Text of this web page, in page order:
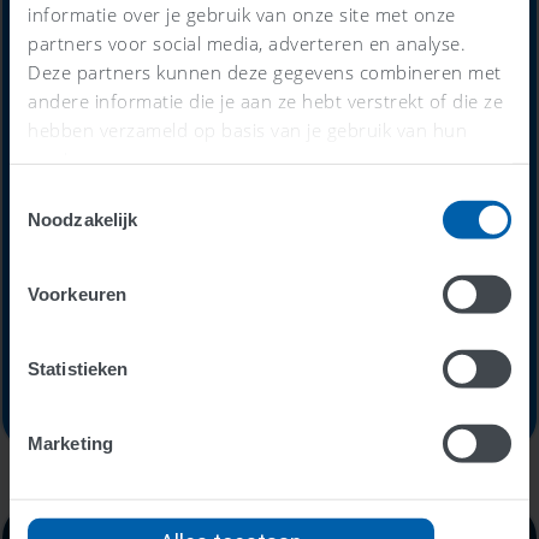
informatie over je gebruik van onze site met onze
partners voor social media, adverteren en analyse.
Deze partners kunnen deze gegevens combineren met
andere informatie die je aan ze hebt verstrekt of die ze
hebben verzameld op basis van je gebruik van hun
services.
Noodzakelijk
Voorkeuren
Statistieken
Marketing
Alles-in-één-prijs
€59